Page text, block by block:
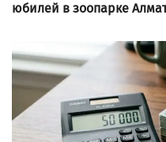
юбилей в зоопарке